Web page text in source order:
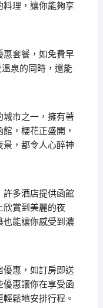
料理，讓你能夠享
惠套餐，如免費早
泉的同時，還能
城市之一，擁有著
，櫻花正盛開，
，都令人心醉神
許多酒店提供函館
欣賞到美麗的夜
也能讓你感受到濃
優惠，如訂房即送
惠讓你在享受函
鬆地安排行程。